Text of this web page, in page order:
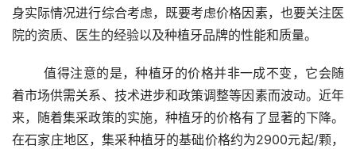
身实际情况进行综合考虑，既要考虑价格因素，也要关注医
院的资质、医生的经验以及种植牙品牌的性能和质量。
	值得注意的是，种植牙的价格并非一成不变，它会随
着市场供需关系、技术进步和政策调整等因素而波动。近年
来，随着集采政策的实施，种植牙的价格有了显著的下降。
在石家庄地区，集采种植牙的基础价格约为2900元起/颗，